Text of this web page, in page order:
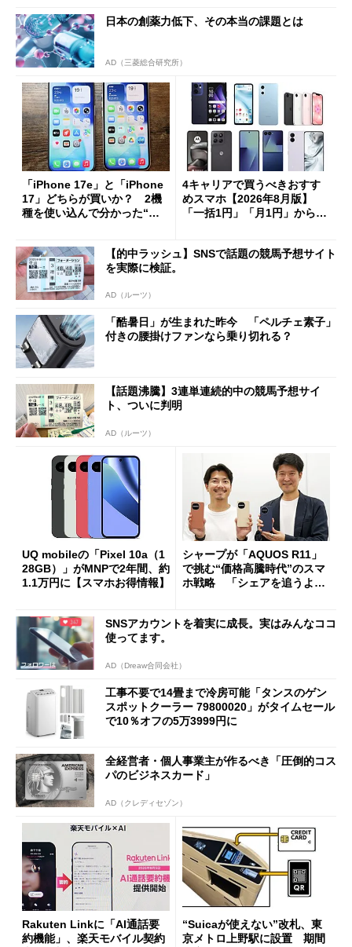
日本の創薬力低下、その本当の課題とは
AD（三菱総合研究所）
「iPhone 17e」と「iPhone
17」どちらが買いか？ 2機
種を使い込んで分かった“ス
4キャリアで買うべきおすす
めスマホ【2026年8月版】
「一括1円」「月1円」からお
【的中ラッシュ】SNSで話題の競馬予想サイト
を実際に検証。
AD（ルーツ）
「酷暑日」が生まれた昨今 「ペルチェ素子」
付きの腰掛けファンなら乗り切れる？
【話題沸騰】3連単連続的中の競馬予想サイ
ト、ついに判明
AD（ルーツ）
UQ mobileの「Pixel 10a（1
28GB）」がMNPで2年間、約
1.1万円に【スマホお得情報】
シャープが「AQUOS R11」
で挑む“価格高騰時代”のスマ
ホ戦略 「シェアを追うより
SNSアカウントを着実に成長。実はみんなココ
使ってます。
AD（Dreaw合同会社）
工事不要で14畳まで冷房可能「タンスのゲン
スポットクーラー 79800020」がタイムセール
で10％オフの5万3999円に
全経営者・個人事業主が作るべき「圧倒的コス
パのビジネスカード」
AD（クレディセゾン）
Rakuten Linkに「AI通話要
約機能」、楽天モバイル契約
“Suicaが使えない”改札、東
京メトロ上野駅に設置 期間